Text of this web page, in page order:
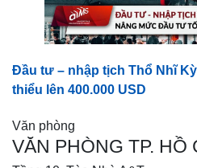
Đầu tư – nhập tịch Thổ Nhĩ
thiểu lên 400.000 USD
Văn phòng
VĂN PHÒNG TP. HỒ